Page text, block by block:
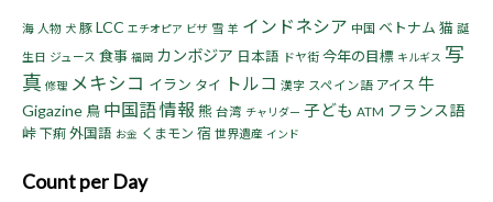
海 人物 犬 豚 LCC エチオピア ビザ 雪 羊 インドネシア 中国 ベトナム 猫 誕
生日 ジュース 食事 福岡 カンボジア 日本語 ドヤ街 今年の目標 キルギス 写
真 修理 メキシコ イラン タイ トルコ 漢字 スペイン語 アイス 牛
Gigazine 鳥 中国語情報 熊 台湾 チャリダー 子ども ATM フランス語
峠 下痢 外国語 お金 くまモン 宿 世界遺産 インド
Count per Day